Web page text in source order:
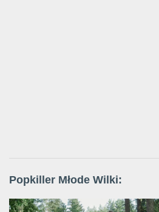
Popkiller Młode Wilki: